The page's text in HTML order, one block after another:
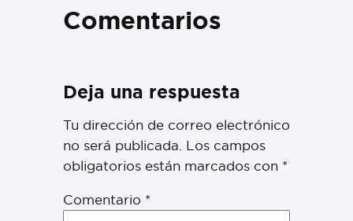
Comentarios
Deja una respuesta
Tu dirección de correo electrónico
no será publicada. Los campos
obligatorios están marcados con *
Comentario *